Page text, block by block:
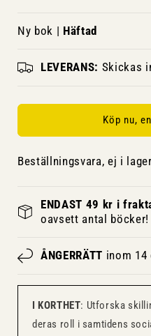
Ny bok | Häftad
LEVERANS: Skickas
Köp nu,
Beställningsvara, ej i
ENDAST 49 kr i
oavsett antal böcker!
ÅNGERRÄTT inom 14
I KORTHET: Utforska
deras roll i samtidens